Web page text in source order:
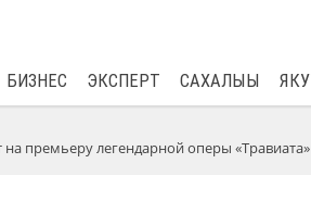
БИЗНЕС ЭКСПЕРТ САХАЛЫЫ
премьеру легендарной оперы «Травиата»